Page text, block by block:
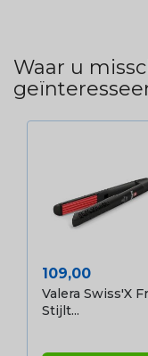
Waar u
Prijs
109,00
Valera Swiss'X
Stijlt...